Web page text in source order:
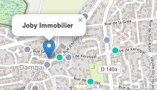
Joby Immobilier
×